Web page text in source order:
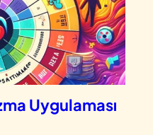
Uygulaması